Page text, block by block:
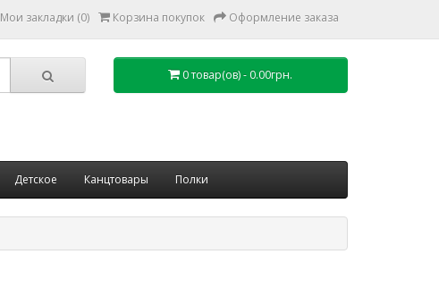
Мои закладки (0) Корзина покупок Оформление заказа
0 товар(ов) - 0.00грн.
Детское Канцтовары Полки